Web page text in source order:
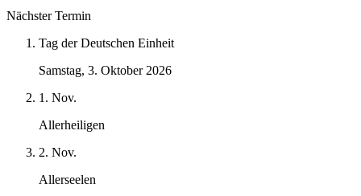
Nächster Termin
Tag der Deutschen Einheit
Samstag, 3. Oktober 2026
1. Nov.
Allerheiligen
2. Nov.
Allerseelen